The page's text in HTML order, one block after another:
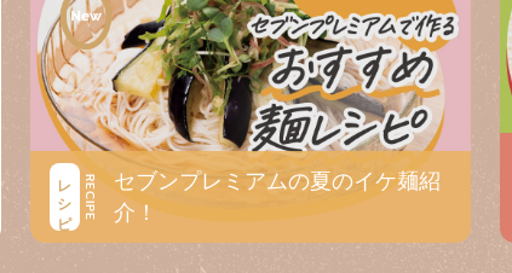
レシピ RECIPE
セブンプレミアムの夏のイケ麺紹
介！